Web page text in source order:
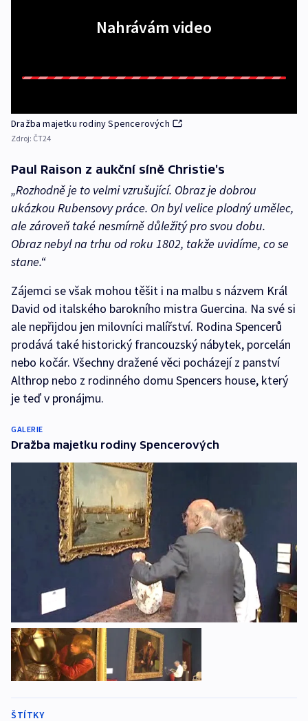
Nahrávám video
Dražba majetku rodiny Spencerových
Zdroj: ČT24
Paul Raison z aukční síně Christie's
„Rozhodně je to velmi vzrušující. Obraz je dobrou
ukázkou Rubensovy práce. On byl velice plodný umělec,
ale zároveň také nesmírně důležitý pro svou dobu.
Obraz nebyl na trhu od roku 1802, takže uvidíme, co se
stane.“
Zájemci se však mohou těšit i na malbu s názvem Král
David od italského barokního mistra Guercina. Na své si
ale nepřijdou jen milovníci malířství. Rodina Spencerů
prodává také historický francouzský nábytek, porcelán
nebo kočár. Všechny dražené věci pocházejí z panství
Althrop nebo z rodinného domu Spencers house, který
je teď v pronájmu.
GALERIE
Dražba majetku rodiny Spencerových
ŠTÍTKY